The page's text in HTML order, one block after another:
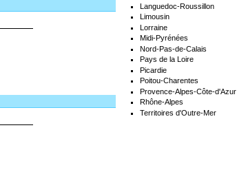
Languedoc-Roussillon
Limousin
Lorraine
Midi-Pyrénées
Nord-Pas-de-Calais
Pays de la Loire
Picardie
Poitou-Charentes
Provence-Alpes-Côte-d'Azur
Rhône-Alpes
Territoires d'Outre-Mer